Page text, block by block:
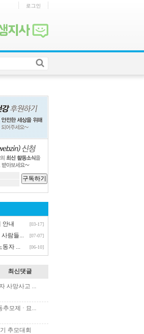
로그인
구독하기
안내 [03-17]
람들... [07-07]
자 ... [06-10]
최신댓글
사망사고 ...
추모제 · 묘...
추모대회